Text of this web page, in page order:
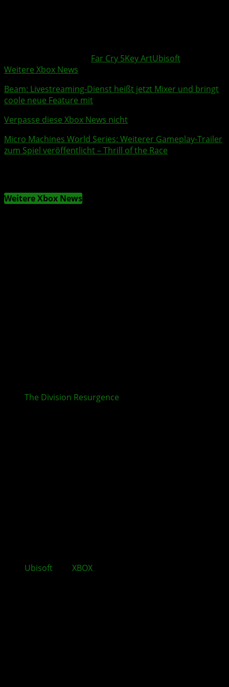
Far Cry 5Key ArtUbisoft
Weitere Xbox News
Beam: Livestreaming-Dienst heißt jetzt Mixer und bringt
coole neue Feature mit
Verpasse diese Xbox News nicht
Micro Machines World Series: Weiterer Gameplay-Trailer
zum Spiel veröffentlicht –Thrill of the Race
Weitere Xbox News
The Division Resurgence
Ubisoft XBOX